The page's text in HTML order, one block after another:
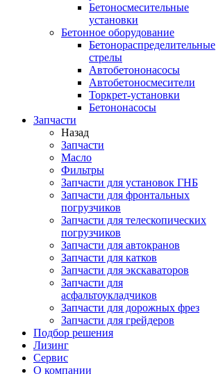
Бетоносмесительные
установки
Бетонное оборудование
Бетонораспределительные
стрелы
Автобетононасосы
Автобетоносмесители
Торкрет-установки
Бетононасосы
Запчасти
Назад
Запчасти
Масло
Фильтры
Запчасти для установок ГНБ
Запчасти для фронтальных
погрузчиков
Запчасти для телескопических
погрузчиков
Запчасти для автокранов
Запчасти для катков
Запчасти для экскаваторов
Запчасти для
асфальтоукладчиков
Запчасти для дорожных фрез
Запчасти для грейдеров
Подбор решения
Лизинг
Сервис
О компании